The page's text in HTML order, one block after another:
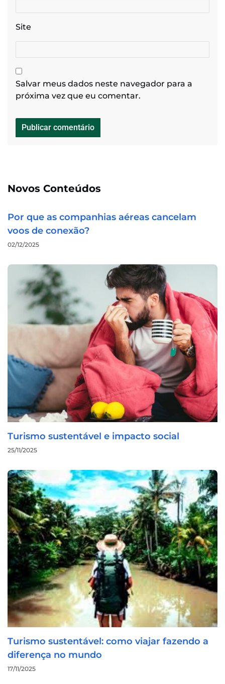
Site
Salvar meus dados neste navegador para a
próxima vez que eu comentar.
Novos Conteúdos
Por que as companhias aéreas cancelam
voos de conexão?
02/12/2025
Turismo sustentável e impacto social
25/11/2025
Turismo sustentável: como viajar fazendo a
diferença no mundo
17/11/2025